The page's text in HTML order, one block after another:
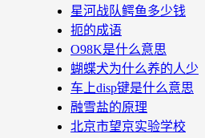
星河战队鳄鱼多少钱
扼的成语
O98K是什么意思
蝴蝶犬为什么养的人少
车上disp键是什么意思
融雪盐的原理
北京市望京实验学校